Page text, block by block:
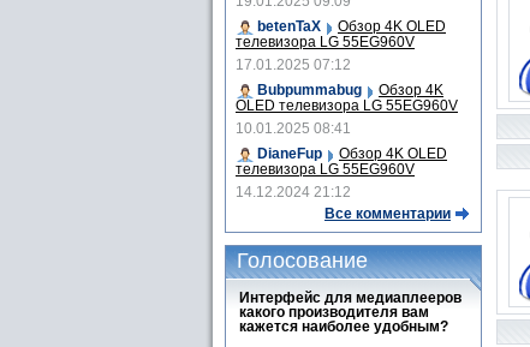
betenTaX
Обзор 4K OLED
телевизора LG 55EG960V
17.01.2025 07:12
Bubpummabug
Обзор 4K
OLED телевизора LG 55EG960V
10.01.2025 08:41
DianeFup
Обзор 4K OLED
телевизора LG 55EG960V
14.12.2024 21:12
Все комментарии
Голосование
Интерфейс для медиаплееров
какого производителя вам
кажется наиболее удобным?